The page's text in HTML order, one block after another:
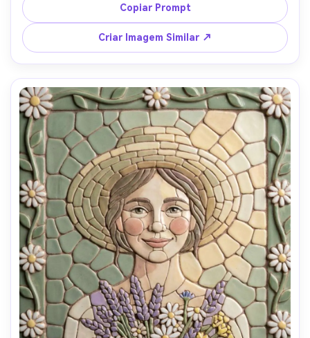
em forte contraste, padrão sutil de glitch no fundo,
contorno ousado ao redor do rosto, vibe animada de
avatar de rede social, bordas e espaçamento de azulejo
altamente detalhados, silhueta gráfica e de fácil leitura,
lente 85mm, profundidade de campo rasa, iluminação
cinematográfica suave --ar 4:5
Copiar Prompt
Criar Imagem Similar ↗